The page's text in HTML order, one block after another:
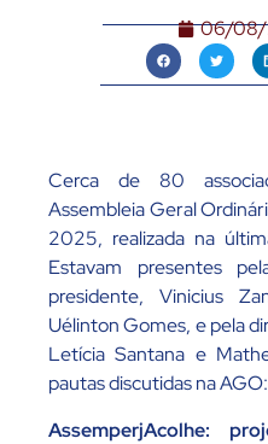
06/
Cerca de 80
Assembleia Geral
2025, realizada na
Estavam presentes
presidente, Vinicius
Uélinton Gomes, e pela
Letícia Santana e
pautas discutidas na AGO:
AssemperjAcolhe: